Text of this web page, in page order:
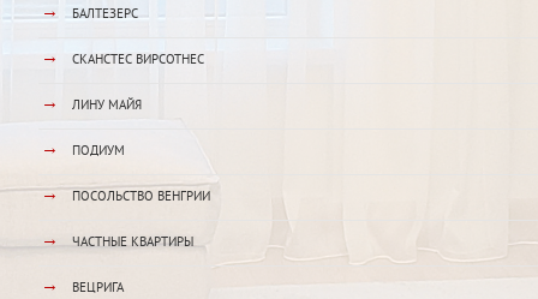
→ БАЛТЕЗЕРС
→ СКАНСТЕС ВИРСОТНЕС
→ ЛИНУ МАЙЯ
→ ПОДИУМ
→ ПОСОЛЬСТВО ВЕНГРИИ
→ ЧАСТНЫЕ КВАРТИРЫ
→ ВЕЦРИГА